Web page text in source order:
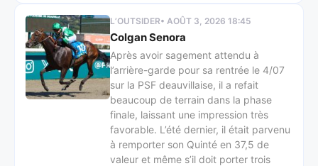
L’OUTSIDER• AOÛT 3, 2026 18:45
Colgan Senora
Après avoir sagement attendu à
l’arrière-garde pour sa rentrée le 4/07
sur la PSF deauvillaise, il a refait
beaucoup de terrain dans la phase
finale, laissant une impression très
favorable. L’été dernier, il était parvenu
à remporter son Quinté en 37,5 de
valeur et même s’il doit porter trois